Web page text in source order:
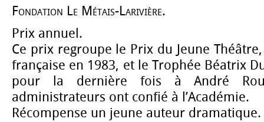
Fondation Le Métais-Larivière.
Prix annuel.
Ce prix regroupe le Prix du Jeune
française en 1983, et le Trophée Béatrix
pour la dernière fois à André
administrateurs ont confié à l’Académie.
Récompense un jeune auteur dramatique.